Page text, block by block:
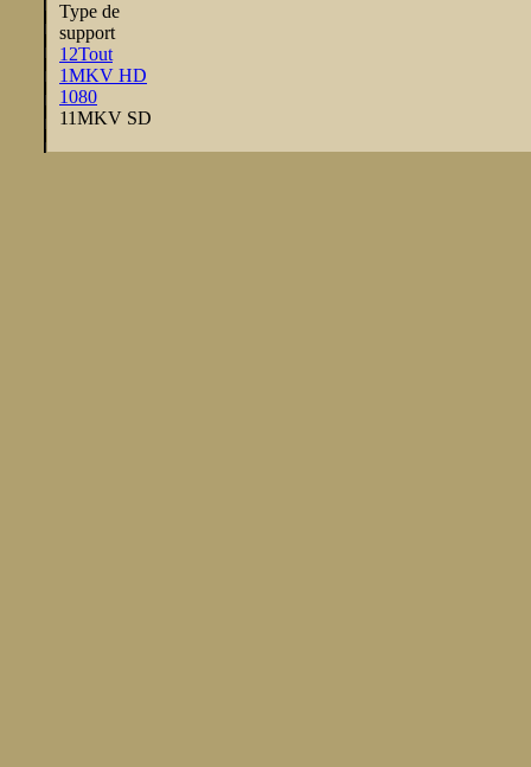
Type de
support
12Tout
1MKV HD
1080
11MKV SD